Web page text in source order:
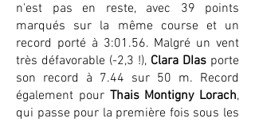
n'est pas en reste, avec 39 points
marqués sur la même course et un
record porté à 3:01.56. Malgré un vent
très défavorable (-2,3 !), Clara DIas porte
son record à 7.44 sur 50 m. Record
également pour Thais Montigny Lorach,
qui passe pour la première fois sous les